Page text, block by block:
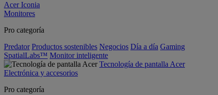
Acer Iconia
Monitores
Pro categoría
Predator Productos sostenibles Negocios Día a día Gaming
SpatialLabs™ Monitor inteligente
Tecnología de pantalla Acer
Electrónica y accesorios
Pro categoría